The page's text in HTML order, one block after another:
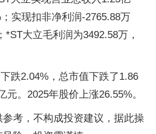
实现扣非净利润-2765.88万
*ST大立毛利润为3492.58万，
跌2.04%，总市值下跌了1.86
元。2025年股价上涨26.55%。
考，不构成投资建议，据此操